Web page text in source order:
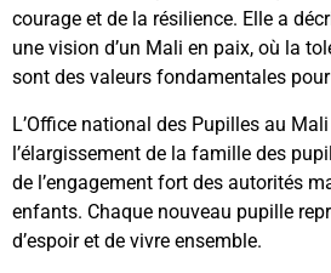
courage et de la résilience. Elle a
une vision d’un Mali en paix, où la
sont des valeurs fondamentales
L’Office national des Pupilles au Mali
l’élargissement de la famille des
de l’engagement fort des autorités
enfants. Chaque nouveau pupille
d’espoir et de vivre ensemble.